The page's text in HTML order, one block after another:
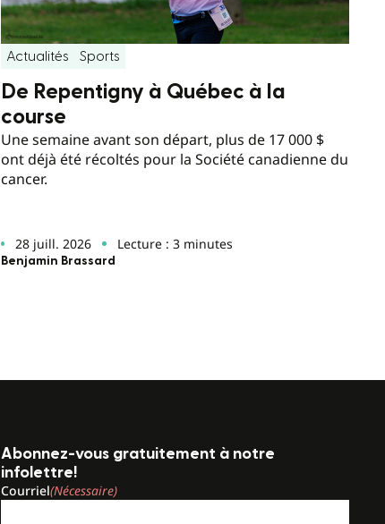
Actualités Sports
De Repentigny à Québec à la
course
Une semaine avant son départ, plus de 17 000 $
ont déjà été récoltés pour la Société canadienne du
cancer.
28 juill. 2026 Lecture : 3 minutes
Benjamin Brassard
Abonnez-vous gratuitement à notre
infolettre!
Courriel(Nécessaire)